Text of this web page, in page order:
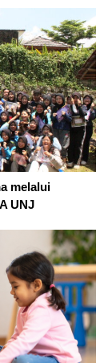
melalui
UNJ